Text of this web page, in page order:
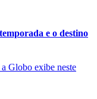
e o destino